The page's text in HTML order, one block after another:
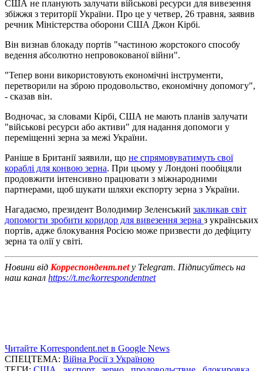
США не планують залучати військові ресурси для вивезення
збіжжя з території України. Про це у четвер, 26 травня, заявив
речник Міністерства оборони США Джон Кірбі.
Він визнав блокаду портів "частиною жорстокого способу
ведення абсолютно непровокованої війни".
"Тепер вони використовують економічні інструменти,
перетворили на зброю продовольство, економічну допомогу",
- сказав він.
Водночас, за словами Кірбі, США не мають планів залучати
"військові ресурси або активи" для надання допомоги у
переміщенні зерна за межі України.
Раніше в Британії заявили, що не спрямовуватимуть свої
кораблі для конвою зерна. При цьому у Лондоні пообіцяли
продовжити інтенсивно працювати з міжнародними
партнерами, щоб шукати шляхи експорту зерна з України.
Нагадаємо, президент Володимир Зеленський закликав світ
допомогти зробити коридор для вивезення зерна з українських
портів, адже блокування Росією може призвести до дефіциту
зерна та олії у світі.
Новини від Корреспондент.netу Telegram. Підписуйтесь на
наш канал https://t.me/korrespondentnet
Читайте Korrespondent.net в Google News
СПЕЦТЕМА: Війна Росії з Україною